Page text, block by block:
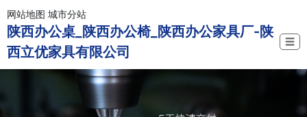
网站地图 城市分站
陕西办公桌_陕西办公椅_陕西办公家具厂-陕
西立优家具有限公司
☰